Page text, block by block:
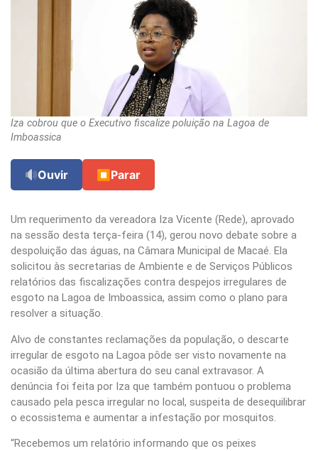
Iza cobrou que o Executivo fiscalize poluição na Lagoa de
Imboassica
Ouvir ⏹ Parar
Um requerimento da vereadora Iza Vicente (Rede), aprovado
na sessão desta terça-feira (14), gerou novo debate sobre a
despoluição das águas, na Câmara Municipal de Macaé. Ela
solicitou às secretarias de Ambiente e de Serviços Públicos
relatórios das fiscalizações contra despejos irregulares de
esgoto na Lagoa de Imboassica, assim como o plano para
resolver a situação.
Alvo de constantes reclamações da população, o descarte
irregular de esgoto na Lagoa pôde ser visto novamente na
ocasião da última abertura do seu canal extravasor. A
denúncia foi feita por Iza que também pontuou o problema
causado pela pesca irregular no local, suspeita de desequilibrar
o ecossistema e aumentar a infestação por mosquitos.
“Recebemos um relatório informando que os peixes